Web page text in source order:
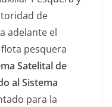
de
adelante el
pesquera
Satelital de
al Sistema
para la